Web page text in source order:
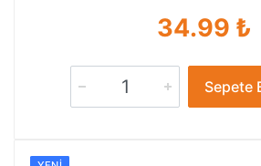
34.99 ₺